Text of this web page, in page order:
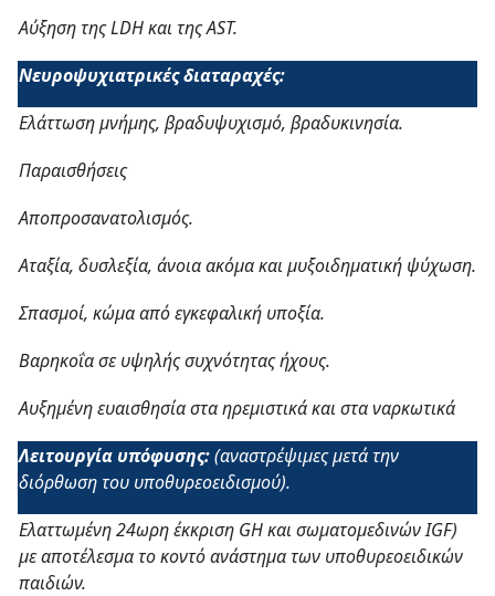
Αύξηση τηςLDHκαι τηςAST.
Νευροψυχιατρικές διαταραχές:
Ελάττωση μνήμης, βραδυψυχισμό, βραδυκινησία.
Παραισθήσεις
Αποπροσανατολισμός.
Αταξία, δυσλεξία, άνοια ακόμα και μυξοιδηματική ψύχωση.
Σπασμοί, κώμα από εγκεφαλική υποξία.
Βαρηκοΐα σε υψηλής συχνότητας ήχους.
Αυξημένη ευαισθησία στα ηρεμιστικά και στα ναρκωτικά
Λειτουργία υπόφυσης:(αναστρέψιμες μετά την
διόρθωση του υποθυρεοειδισμού).
Ελαττωμένη 24ωρη έκκριση GH και σωματομεδινών IGF)
με αποτέλεσμα το κοντό ανάστημα των υποθυρεοειδικών
παιδιών.